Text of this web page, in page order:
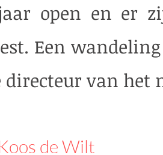
open en er
Een
van het
de Wilt